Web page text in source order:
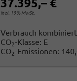
37.395,– €
incl. 19% MwSt.
Verbrauch
CO2-Klasse: E
CO2-Emissionen: